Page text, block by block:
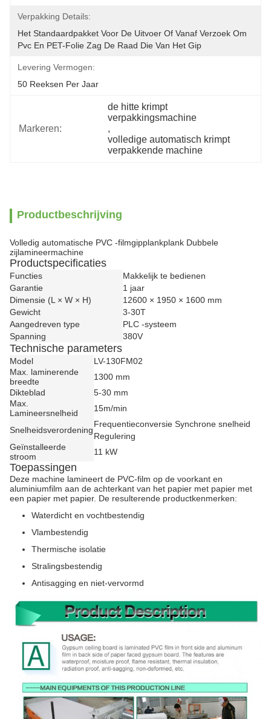
Verpakking Details:
Het Standaardpakket Voor De Uitvoer Of Vanaf Verzoek Om
Pvc En PET-Folie Zag De Raad Die Van Het Gip
Levering Vermogen:
50 Reeksen Per Jaar
Markeren:
de hitte krimpt
verpakkingsmachine
,
volledige automatisch krimpt
verpakkende machine
Productbeschrijving
Volledig automatische PVC -filmgipplankplank Dubbele
zijlamineermachine
Productspecificaties
Functies
Makkelijk te bedienen
Garantie
1 jaar
Dimensie (L × W × H)
12600 × 1950 × 1600 mm
Gewicht
3-30T
Aangedreven type
PLC -systeem
Spanning
380V
Technische parameters
Model
LV-130FM02
Max. laminerende
breedte
1300 mm
Dikteblad
5-30 mm
Max.
Lamineersnelheid
15m/min
Snelheidsverordening
Frequentieconversie Synchrone snelheid
Regulering
Geïnstalleerde
stroom
11 kW
Toepassingen
Deze machine lamineert de PVC-film op de voorkant en
aluminiumfilm aan de achterkant van het papier met papier met
een papier met papier. De resulterende productkenmerken:
Waterdicht en vochtbestendig
Vlambestendig
Thermische isolatie
Stralingsbestendig
Antisagging en niet-vervormd